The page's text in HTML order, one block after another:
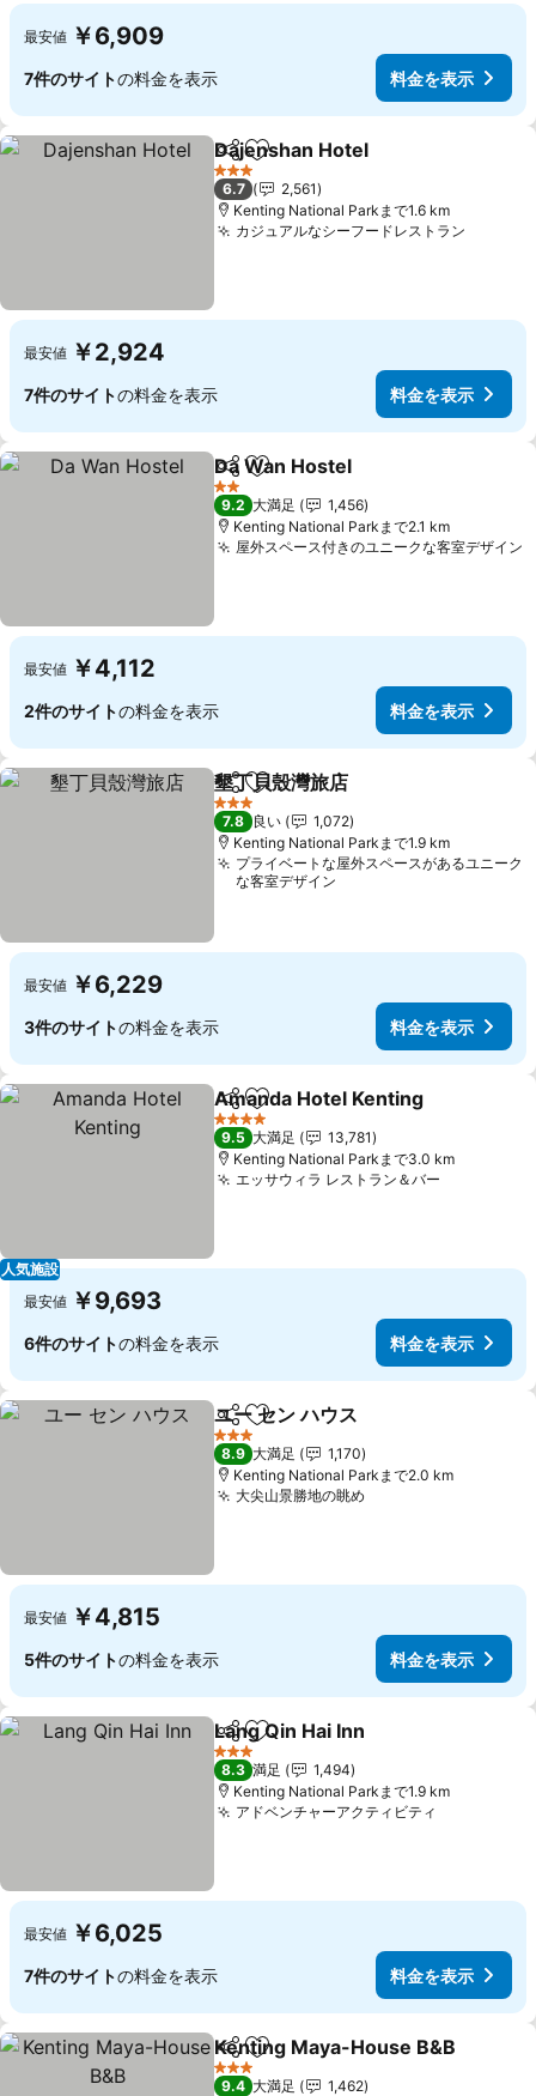
最安値 ￥6,909
7件のサイトの料金を表示 料金を表示
シェアお気に入りに追加
Dajenshan Hotel
3 ホテルのランク
6.7
2,561
Kenting National Parkまで1.6 km
カジュアルなシーフードレストラン
最安値 ￥2,924
7件のサイトの料金を表示 料金を表示
シェアお気に入りに追加
Da Wan Hostel
2 ホテルのランク
9.2 大満足
1,456
Kenting National Parkまで2.1 km
屋外スペース付きのユニークな客室デザイン
最安値 ￥4,112
2件のサイトの料金を表示 料金を表示
シェアお気に入りに追加
墾丁貝殼灣旅店
3 ホテルのランク
7.8 良い
1,072
Kenting National Parkまで1.9 km
プライベートな屋外スペースがあるユニーク
な客室デザイン
最安値 ￥6,229
3件のサイトの料金を表示 料金を表示
人気施設
シェアお気に入りに追加
Amanda Hotel Kenting
4 ホテルのランク
9.5 大満足
13,781
Kenting National Parkまで3.0 km
エッサウィラ レストラン＆バー
最安値 ￥9,693
6件のサイトの料金を表示 料金を表示
シェアお気に入りに追加
ユー セン ハウス
3 ホテルのランク
8.9 大満足
1,170
Kenting National Parkまで2.0 km
大尖山景勝地の眺め
最安値 ￥4,815
5件のサイトの料金を表示 料金を表示
シェアお気に入りに追加
Lang Qin Hai Inn
3 ホテルのランク
8.3 満足
1,494
Kenting National Parkまで1.9 km
アドベンチャーアクティビティ
最安値 ￥6,025
7件のサイトの料金を表示 料金を表示
シェアお気に入りに追加
Kenting Maya-House B&B
3 ホテルのランク
9.4 大満足
1,462